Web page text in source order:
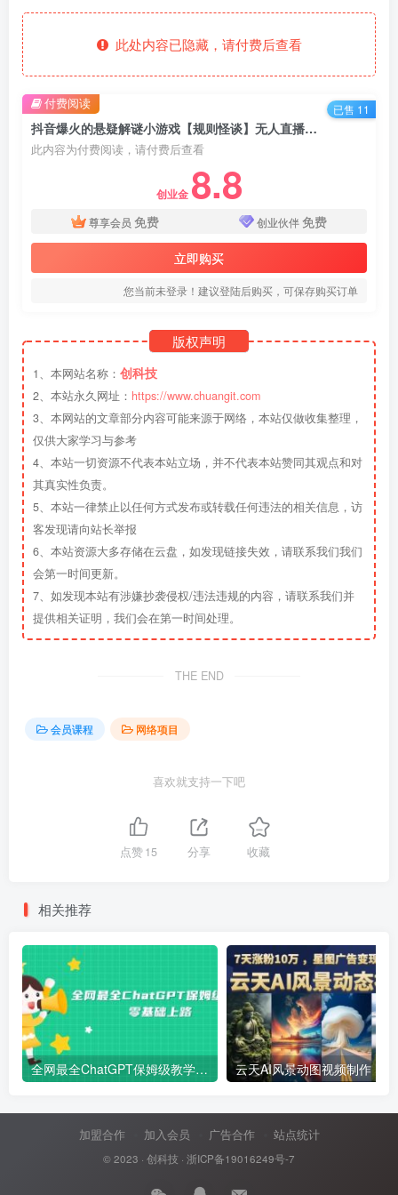
此处内容已隐藏，请付费后查看
抖音爆火的悬疑解谜小游戏【规则怪谈】无人直播玩法【教程+游戏+工具软件】
此内容为付费阅读，请付费后查看
创业金 8.8
尊享会员 免费 创业伙伴免费
立即购买
您当前未登录！建议登陆后购买，可保存购买订单
付费阅读 已售 11
版权声明
1、本网站名称： 创科技
2、本站永久网址： https://www.chuangit.com
3、本网站的文章部分内容可能来源于网络，本站仅做收集整理，
仅供大家学习与参考
4、本站一切资源不代表本站立场，并不代表本站赞同其观点和对
其真实性负责。
5、本站一律禁止以任何方式发布或转载任何违法的相关信息，访
客发现请向站长举报
6、本站资源大多存储在云盘，如发现链接失效，请联系我们我们
会第一时间更新。
7、如发现本站有涉嫌抄袭侵权/违法违规的内容，请联系我们并
提供相关证明，我们会在第一时间处理。
THE END
会员课程 网络项目
喜欢就支持一下吧
点赞15 分享 收藏
相关推荐
全网最全ChatGPT保姆级教学，零基础上路
加盟合作 加入会员 广告合作 站点统计
© 2023 · 创科技 · 浙ICP备19016249号-7